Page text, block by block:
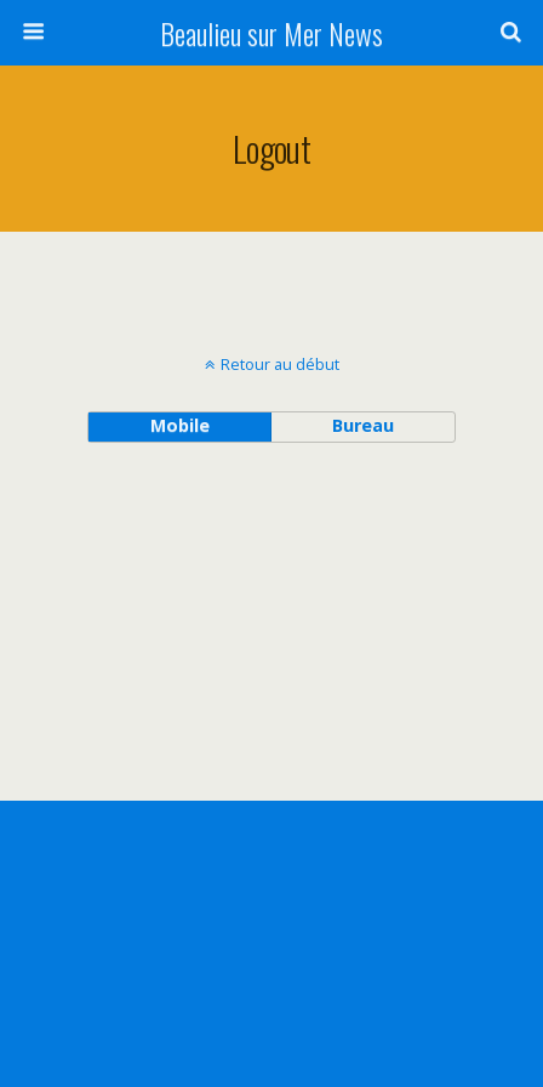
Beaulieu sur Mer News
Logout
Retour au début
Mobile Bureau